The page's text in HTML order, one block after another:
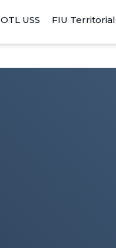
OTL USS FIU Territorial